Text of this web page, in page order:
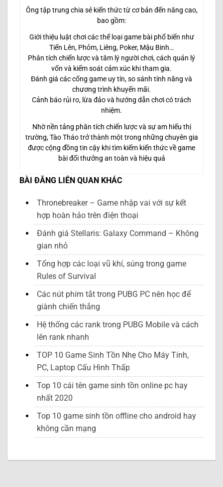
Ông tập trung chia sẻ kiến thức từ cơ bản đến nâng cao,
bao gồm:
Giới thiệu luật chơi các thể loại game bài phổ biến như
Tiến Lên, Phỏm, Liêng, Poker, Mậu Binh…
Phân tích chiến lược và tâm lý người chơi, cách quản lý
vốn và kiểm soát cảm xúc khi tham gia.
Đánh giá các cổng game uy tín, so sánh tính năng và
chương trình khuyến mãi.
Cảnh báo rủi ro, lừa đảo và hướng dẫn chơi có trách
nhiệm.
Nhờ nền tảng phân tích chiến lược và sự am hiểu thị
trường, Tào Tháo trở thành một trong những chuyên gia
được cộng đồng tin cậy khi tìm kiếm kiến thức về game
bài đổi thưởng an toàn và hiệu quả
BÀI ĐĂNG LIÊN QUAN KHÁC
Thronebreaker – Game nhập vai với sự kết
hợp hoàn hảo trên điện thoại
Đánh giá Stellaris: Galaxy Command – Không
gian nhỏ
Tổng hợp các loại vũ khí, súng trong game
Rules of Survival
Các nút phím tắt trong PUBG PC nên học để
giành chiến thắng
Hệ thống các rank trong PUBG Mobile và cách
lên rank nhanh
TOP 10 Game Sinh Tồn Nhẹ Cho Máy Tính,
PC, Laptop Cấu Hình Thấp
Top 10 cái tên game sinh tồn online pc hay
nhất 2020
Top 10 game sinh tồn offline cho android hay
không cần mạng